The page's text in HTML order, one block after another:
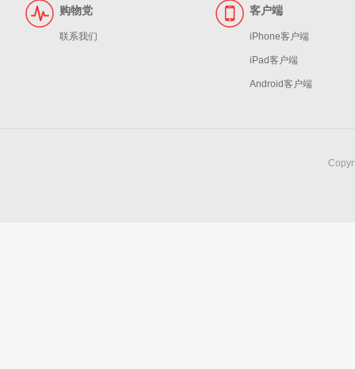
购物党
联系我们
客户端
iPhone客户端
iPad客户端
Android客户端